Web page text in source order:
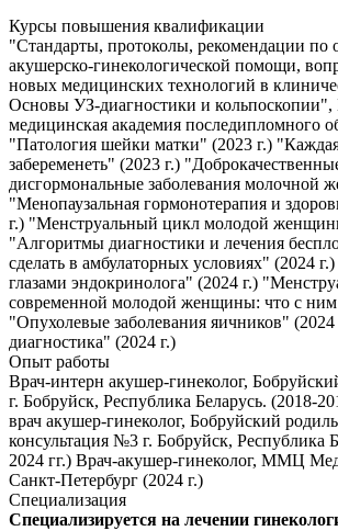
Курсы повышения квалификации
"Стандарты, протоколы, рекомендации по
акушерско-гинекологической помощи,
новых медицинских технологий в
Основы УЗ-диагностики и кольпоскопии",
медицинская академия последипломного
"Патология шейки матки" (2023 г.)
забеременеть" (2023 г.)
дисгормональные заболевания молочной
"Менопаузальная гормонотерапия и
г.) "Менструальный цикл молодой
"Алгоритмы диагностики и лечения
сделать в амбулаторных условиях" (2024
глазами эндокринолога" (2024 г.)
современной молодой женщины: что с ним
"Опухолевые заболевания яичников" (2024
диагностика" (2024 г.)
Опыт работы
Врач-интерн акушер-гинеколог,
г. Бобруйск, Республика Беларусь. (2018-
врач акушер-гинеколог, Бобруйский
консультация №3 г. Бобруйск, Республика
2024 гг.) Врач-акушер-гинеколог, ММЦ
Санкт-Петербург (2024 г.)
Специализация
Специализируется на лечении